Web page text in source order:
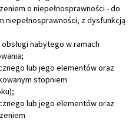
o niepełnosprawności - do
niepełnosprawności, z dysfunkcją
nabytego w ramach
lub jego elementów oraz
stopniem
lub jego elementów oraz